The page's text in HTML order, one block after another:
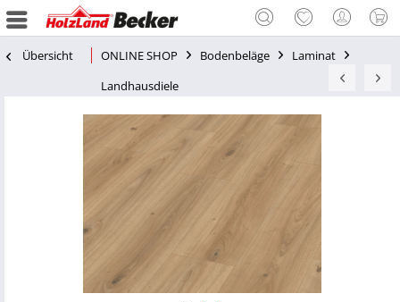
Übersicht ONLINE SHOP Bodenbeläge
Laminat
Landhausdiele